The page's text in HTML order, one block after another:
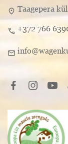
юбилеев,
особых
для тех, кто
между собой.
рядом с
location_on Taagepera
call +372 766
mail